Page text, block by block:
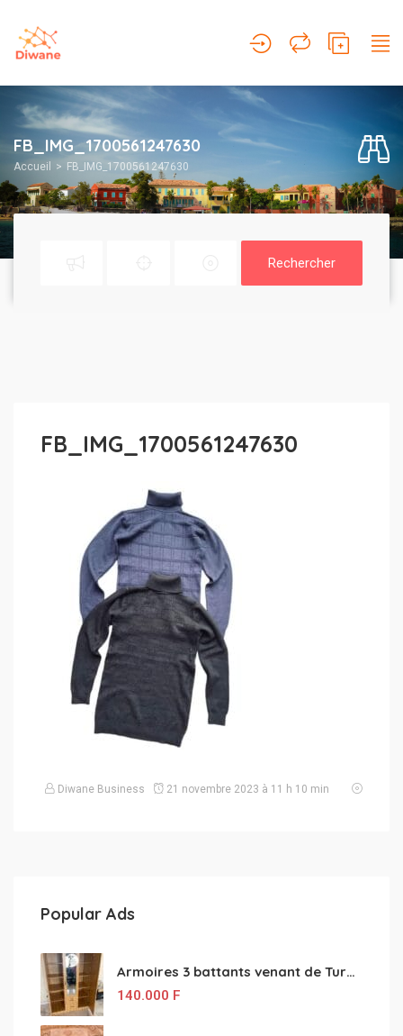
FB_IMG_1700561247630
Accueil FB_IMG_1700561247630
Rechercher
FB_IMG_1700561247630
Diwane Business 21 novembre 2023 à 11 h 10 min
Popular Ads
Armoires 3 battants venant de Turquie disponibles
140.000 F